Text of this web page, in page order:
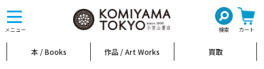
メニュー 検索 カート
toggle
navigation
本 / Books 作品 / Art Works 買取